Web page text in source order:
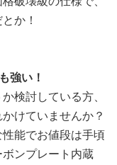
か！
強い！
検討している方、
けていませんか？
能でお値段は手頃
ンプレート内蔵